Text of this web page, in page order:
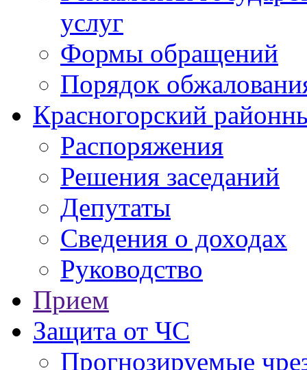
услуг
Формы обращений
Порядок
Красногорский
Распоряжения
Решения заседаний
Депутаты
Сведения о доходах
Руководство
Прием
Защита от ЧС
Прогнозируемые